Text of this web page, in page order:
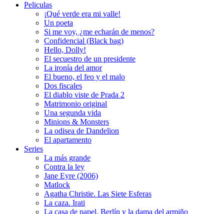
Peliculas
¡Qué verde era mi valle!
Un poeta
Si me voy, ¿me echarán de menos?
Confidencial (Black bag)
Hello, Dolly!
El secuestro de un presidente
La ironía del amor
El bueno, el feo y el malo
Dos fiscales
El diablo viste de Prada 2
Matrimonio original
Una segunda vida
Minions & Monsters
La odisea de Dandelion
El apartamento
Series
La más grande
Contra la ley
Jane Eyre (2006)
Matlock
Agatha Christie. Las Siete Esferas
La caza. Irati
La casa de papel. Berlín y la dama del armiño